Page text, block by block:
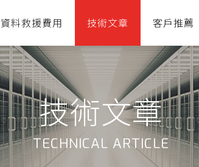
資料救援費用 技術文章 客戶推薦
技術文章
TECHNICAL ARTICLE